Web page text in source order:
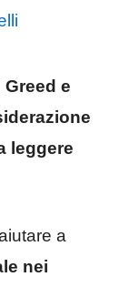
Greed e
leggere
a
nei